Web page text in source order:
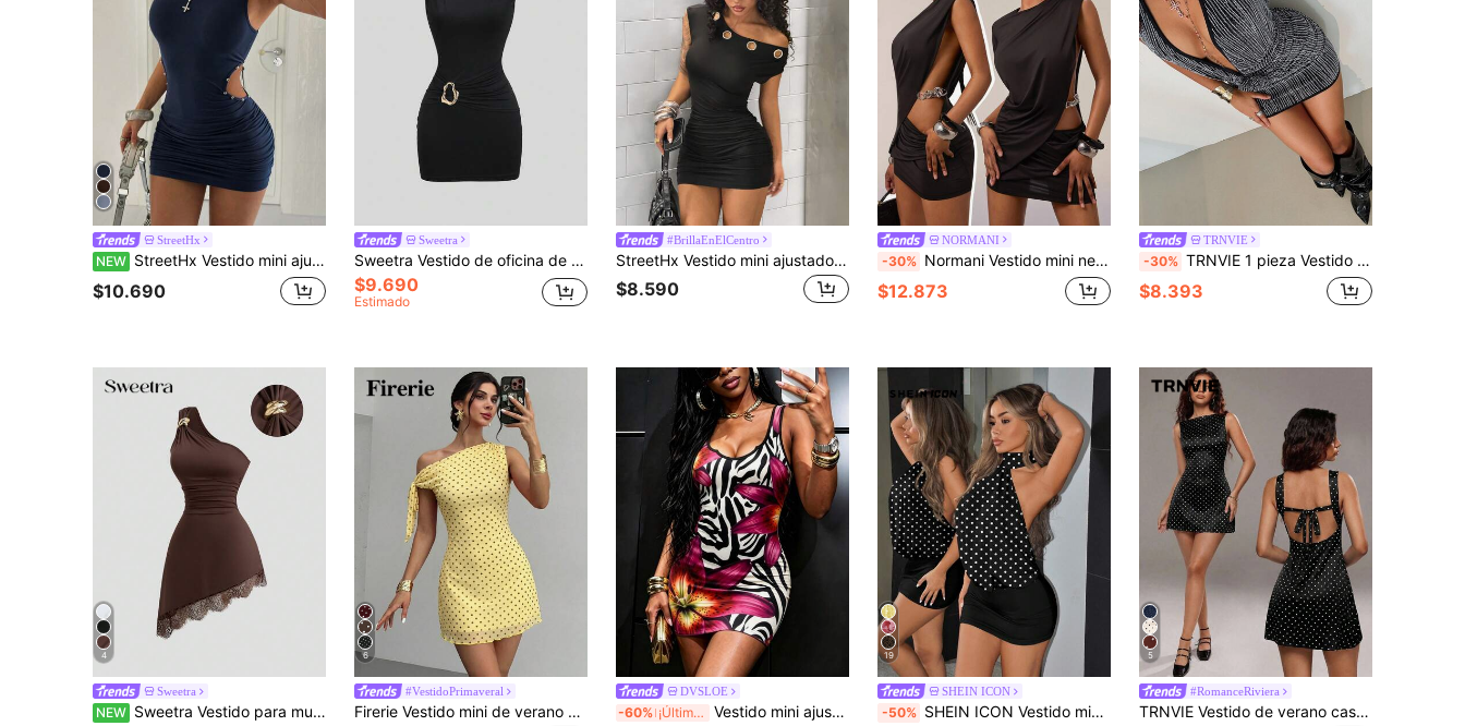
StreetHx
NEW StreetHx Vestido mini ajustado sin mangas sexy para mujeres, estilo europeo y americano, vestido ajustado con abertura lateral en la cintura y decoración de remaches
$10.690
Sweetra
Sweetra Vestido de oficina de moda para mujer, vestido ajustado minimalista sexy con decoración metálica, elegante vestido romántico para citas, té de la tarde, fiesta mini
$9.690
Estimado
#BrillaEnElCentro
StreetHx Vestido mini ajustado con top corto sexy y revelador con decoración de ojetes metálicos, adecuado para uso casual, citas, festivales de música, vacaciones y estilo callejero
$8.590
NORMANI
-30% Normani Vestido mini negro de verano para mujer estilo club de los 70, diseño asimétrico de punto elegante con cadena y recortes, estilo Y2K 90S vintage para rave, conciertos, festivales y streetwear
$12.873
TRNVIE
-30% TRNVIE 1 pieza Vestido de fiesta elegante de mujer negro sin mangas con cuello en V profundo, espalda descubierta y lazo, con ribete metálico
$8.393
4
Sweetra
NEW Sweetra Vestido para mujer negro de encaje de pestañas, estilo vintage romántico y sexy, para joven y mujer madura, casual, cita, noche, fiesta, ocasión pequeña y festival de música, con un hombro, escote asimétrico, cintura ceñida, ajustado, hebilla metálica en un solo lado del hombro, pliegues en la cintura, efecto adelgazante, bajo asimétrico, para primavera, verano y otoño
6
#VestidoPrimaveral
Firerie Vestido mini de verano para mujer con lunares amarillos, elegante vestido de fiesta de té con hombros descubiertos y malla retro para vacaciones y playa, vestido de graduación y baile de graduación
DVSLOE
-60% ¡Últimos 3 días Vestido mini ajustado sin mangas DVSLOE para mujer, estilo elegante Y2K de verano con estampado de rayas de cebra y lirios, negro, blanco y rojo, estilo casual de calle, vestido tipo tank para fiesta, adecuado para uso diario, salidas a la calle, reuniones casuales, vacaciones, fiestas de fin de semana, ropa de verano para mujer, vestido de salida, vestido con estampado animal y floral, vestido tipo tank, vestido de verano para mujer
19
SHEIN ICON
-50% SHEIN ICON Vestido mini ajustado casual y sexy con espalda descubierta para mujer, vestido de lunares, ropa de verano para mujer
5
#RomanceRiviera
TRNVIE Vestido de verano casual de mujer con lunares rosas, sin espalda, con tirantes de lazo, hombros descubiertos, de punto, cintura elástica, corte evasé, sin mangas, con forro, mini